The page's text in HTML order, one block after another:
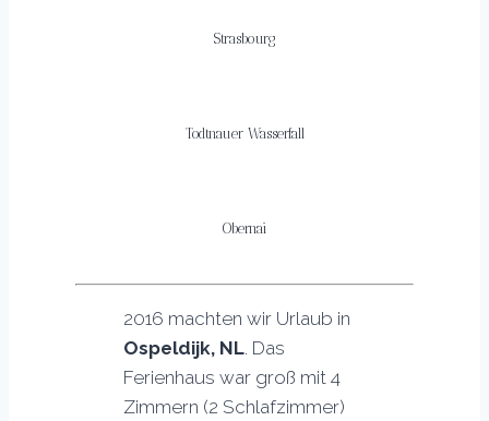
Strasbourg
Todtnauer Wasserfall
Obernai
2016 machten wir Urlaub in
Ospeldijk, NL. Das
Ferienhaus war groß mit 4
Zimmern (2 Schlafzimmer)